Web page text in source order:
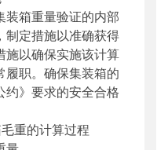
装箱重量验证的内部
制定措施以准确获得
施以确保实施该计算
履职。确保集装箱的
约》要求的安全合格
重的计算过程